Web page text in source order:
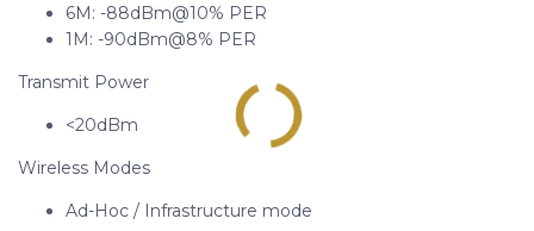
6M: -88dBm@10% PER
1M: -90dBm@8% PER
Transmit Power
<20dBm
Wireless Modes
Ad-Hoc / Infrastructure mode